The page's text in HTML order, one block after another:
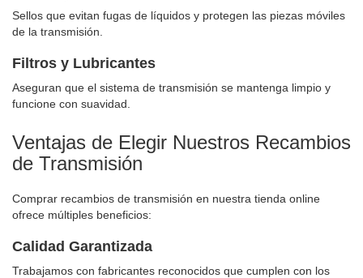
Sellos que evitan fugas de líquidos y protegen las piezas móviles
de la transmisión.
Filtros y Lubricantes
Aseguran que el sistema de transmisión se mantenga limpio y
funcione con suavidad.
Ventajas de Elegir Nuestros Recambios
de Transmisión
Comprar recambios de transmisión en nuestra tienda online
ofrece múltiples beneficios:
Calidad Garantizada
Trabajamos con fabricantes reconocidos que cumplen con los